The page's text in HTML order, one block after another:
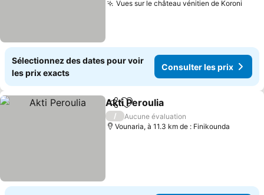
Vues sur le château vénitien de Koroni
Sélectionnez des dates pour voir
les prix exacts
Consulter les prix
PartagerAjouter à mes favoris
Akti Peroulia
/
Aucune évaluation
Vounaria, à 11.3 km de : Finikounda